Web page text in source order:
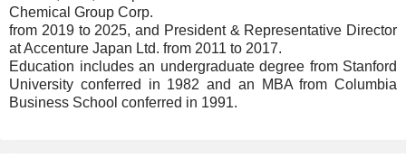
Chemical Group Corp.
from 2019 to 2025, and President & Representative Director
at Accenture Japan Ltd. from 2011 to 2017.
Education includes an undergraduate degree from Stanford
University conferred in 1982 and an MBA from Columbia
Business School conferred in 1991.